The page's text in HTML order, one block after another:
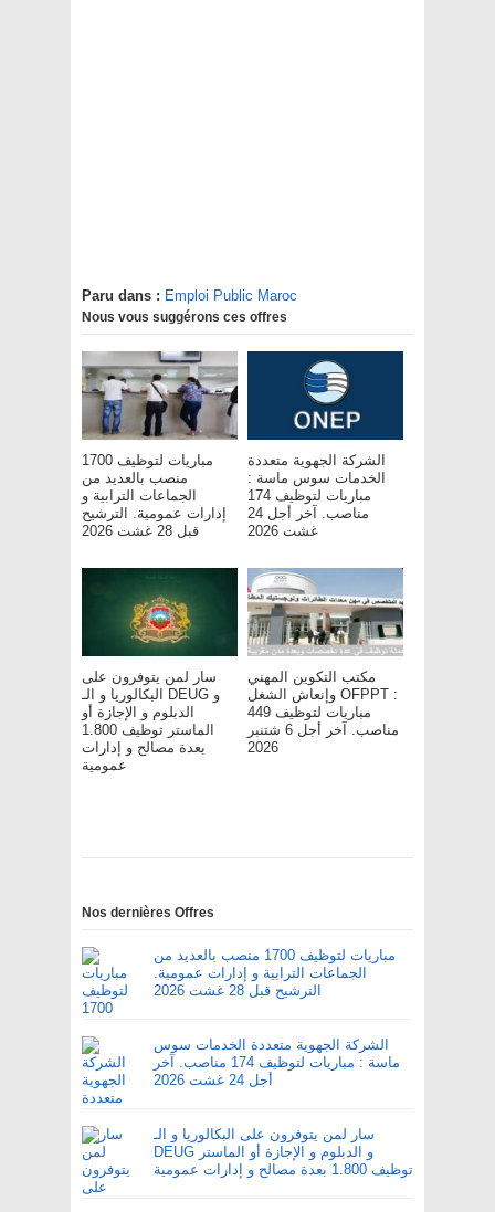
Paru dans : Emploi Public Maroc
Nous vous suggérons ces offres
مباريات لتوظيف 1700
منصب بالعديد من
الجماعات الترابية و
إدارات عمومية. الترشيح
قبل 28 غشت 2026
الشركة الجهوية متعددة
الخدمات سوس ماسة :
مباريات لتوظيف 174
مناصب. آخر أجل 24
غشت 2026
سار لمن يتوفرون على
البكالوريا و الـ DEUG و
الدبلوم و الإجازة أو
الماستر توظيف 1.800
بعدة مصالح و إدارات
عمومية
مكتب التكوين المهني
وإنعاش الشغل OFPPT :
مباريات لتوظيف 449
مناصب. آخر أجل 6 شتنبر
2026
Nos dernières Offres
مباريات لتوظيف 1700 منصب بالعديد من
الجماعات الترابية و إدارات عمومية.
الترشيح قبل 28 غشت 2026
الشركة الجهوية متعددة الخدمات سوس
ماسة : مباريات لتوظيف 174 مناصب. آخر
أجل 24 غشت 2026
سار لمن يتوفرون على البكالوريا و الـ
DEUG و الدبلوم و الإجازة أو الماستر
توظيف 1.800 بعدة مصالح و إدارات عمومية